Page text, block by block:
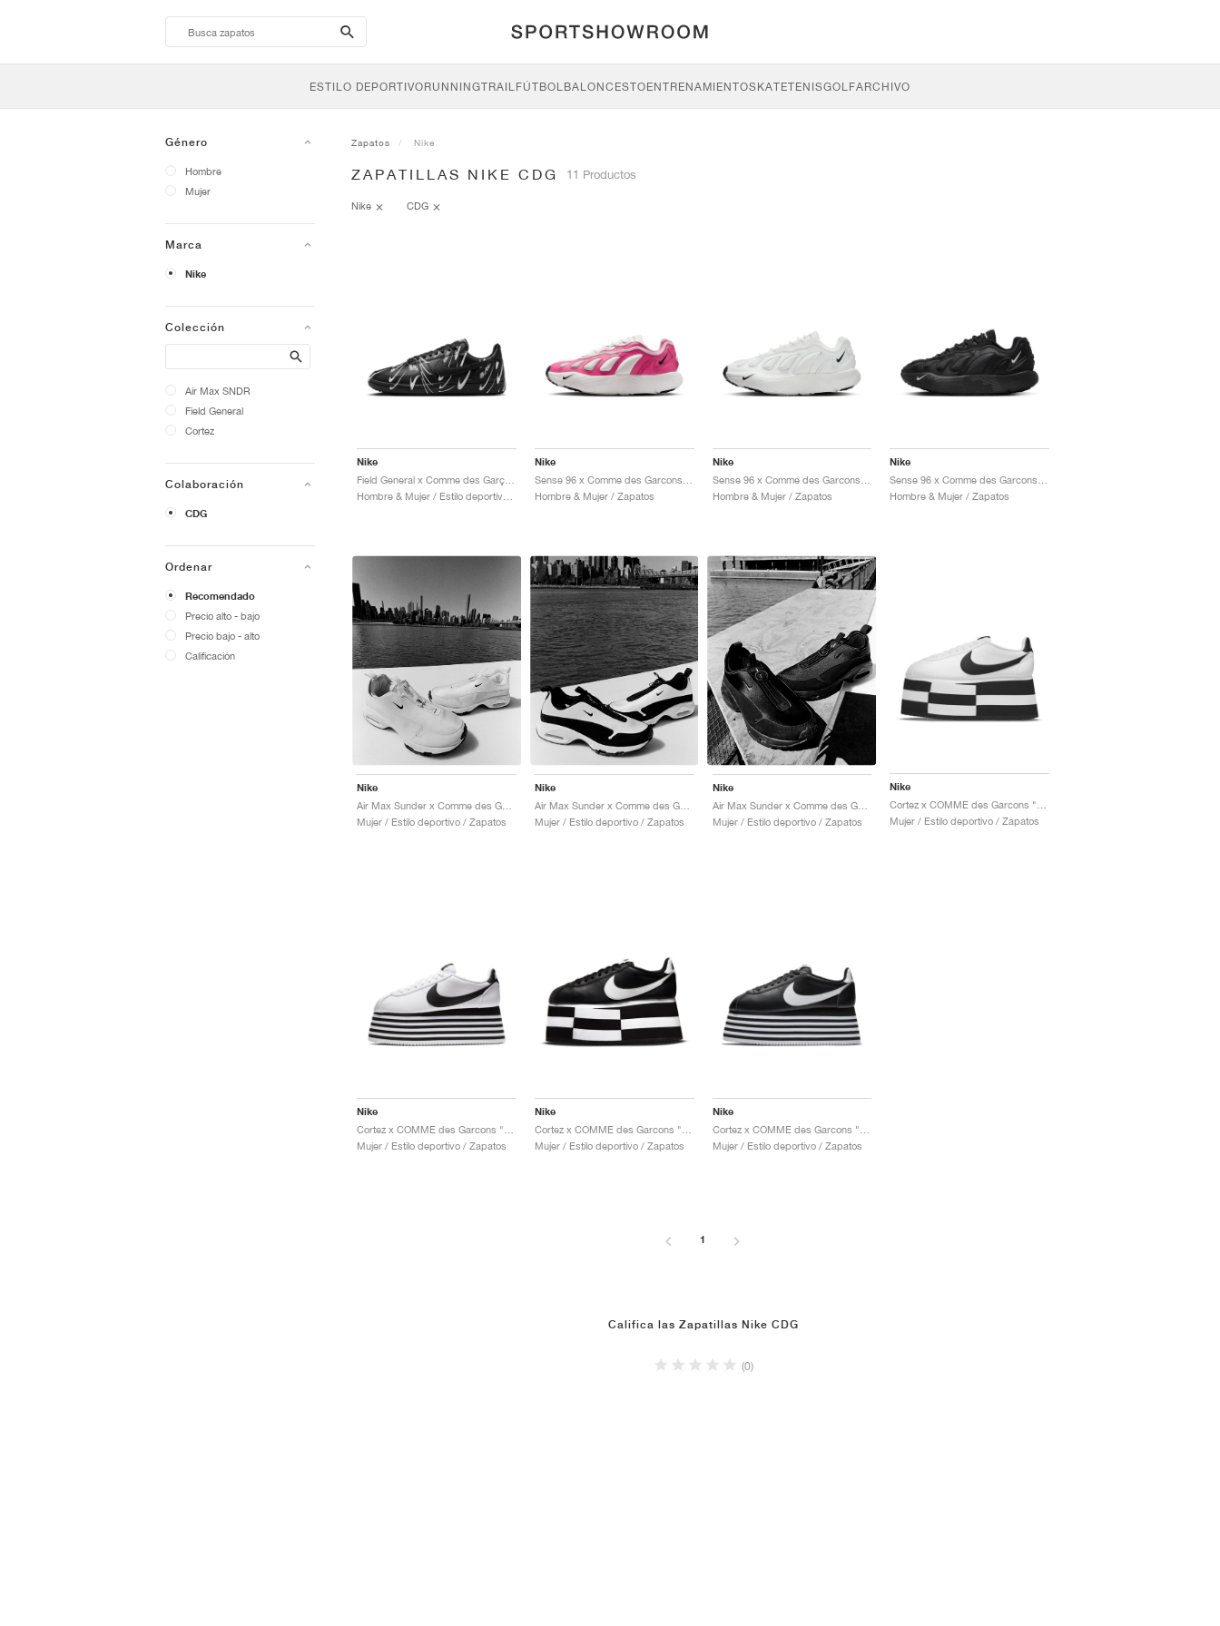
search-
btn
ESTILO DEPORTIVORUNNINGTRAILFÚTBOLBALONCESTOENTRENAMIENTOSKATETENISGOLFARCHIVO
Género
Hombre
Mujer
Marca
Nike
Colección
Search
Air Max SNDR
Field General
Cortez
Colaboración
CDG
Ordenar
Recomendado
Precio alto - bajo
Precio bajo - alto
Calificación
Zapatos Nike
ZAPATILLAS NIKE CDG 11 Productos
Nike CDG
Nike Nike
Hombre & Mujer / Zapatos
Nike
Hombre & Mujer / Zapatos
Nike
Hombre & Mujer / Zapatos
Nike
Mujer / Estilo deportivo / Zapatos
Nike
Air Max Sunder x Comme des Garçons Homme Plus "White & Black"
Mujer / Estilo deportivo / Zapatos
Nike
Air Max Sunder x Comme des Garçons Homme Plus "Black"
Mujer / Estilo deportivo / Zapatos
Nike
Mujer / Estilo deportivo / Zapatos
Nike
Mujer / Estilo deportivo / Zapatos
Nike
Mujer / Estilo deportivo / Zapatos
Nike
Mujer / Estilo deportivo / Zapatos
1
Califica las Zapatillas Nike CDG
(0)